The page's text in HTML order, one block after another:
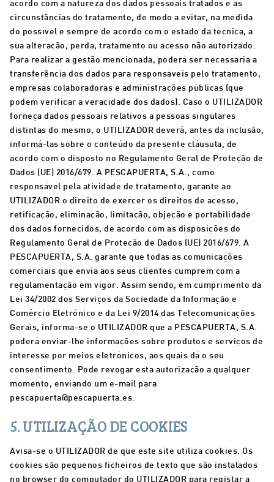
acordo com a natureza dos dados pessoais tratados e as
circunstâncias do tratamento, de modo a evitar, na medida
do possível e sempre de acordo com o estado da técnica, a
sua alteração, perda, tratamento ou acesso não autorizado.
Para realizar a gestão mencionada, poderá ser necessária a
transferência dos dados para responsáveis pelo tratamento,
empresas colaboradoras e administrações públicas (que
podem verificar a veracidade dos dados). Caso o UTILIZADOR
forneça dados pessoais relativos a pessoas singulares
distintas do mesmo, o UTILIZADOR deverá, antes da inclusão,
informá-las sobre o conteúdo da presente cláusula, de
acordo com o disposto no Regulamento Geral de Proteção de
Dados (UE) 2016/679. A PESCAPUERTA, S.A., como
responsável pela atividade de tratamento, garante ao
UTILIZADOR o direito de exercer os direitos de acesso,
retificação, eliminação, limitação, objeção e portabilidade
dos dados fornecidos, de acordo com as disposições do
Regulamento Geral de Proteção de Dados (UE) 2016/679. A
PESCAPUERTA, S.A. garante que todas as comunicações
comerciais que envia aos seus clientes cumprem com a
regulamentação em vigor. Assim sendo, em cumprimento da
Lei 34/2002 dos Serviços da Sociedade da Informação e
Comércio Eletrónico e da Lei 9/2014 das Telecomunicações
Gerais, informa-se o UTILIZADOR que a PESCAPUERTA, S.A.
poderá enviar-lhe informações sobre produtos e serviços de
interesse por meios eletrónicos, aos quais dá o seu
consentimento. Pode revogar esta autorização a qualquer
momento, enviando um e-mail para
pescapuerta@pescapuerta.es.
5. UTILIZAÇÃO DE COOKIES
Avisa-se o UTILIZADOR de que este site utiliza cookies. Os
cookies são pequenos ficheiros de texto que são instalados
no browser do computador do UTILIZADOR para registar a